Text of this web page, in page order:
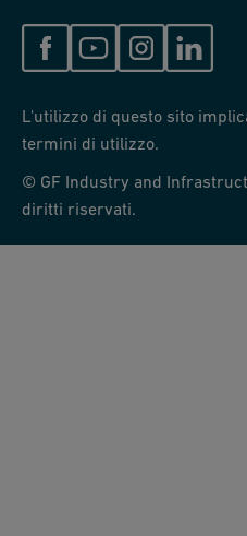
L'utilizzo di questo sito
termini di utilizzo.
© GF Industry and
diritti riservati.